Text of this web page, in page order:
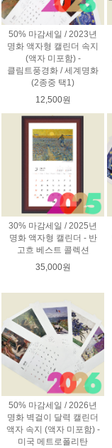
50% 마감세일 / 2023년
명화 액자형 캘린더 속지
(액자 미포함) -
클림트풍경화 / 세계명화
(2종중 택1)
12,500원
30% 마감세일 / 2025년
명화 액자형 캘린더 - 반
고흐 베스트 콜렉션
35,000원
50% 마감세일 / 2026년
명화 벽걸이 달력 캘린더
액자 속지 (액자 미포함) -
미국 메트로폴리탄